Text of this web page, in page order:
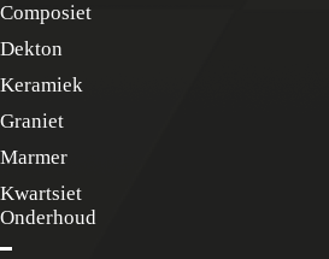
Composiet
Dekton
Keramiek
Graniet
Marmer
Kwartsiet
Onderhoud